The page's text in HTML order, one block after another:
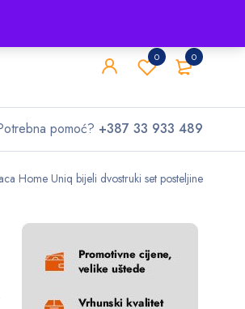
0
0
pomoć? +387 33 933 489
Home Uniq bijeli dvostruki set posteljine